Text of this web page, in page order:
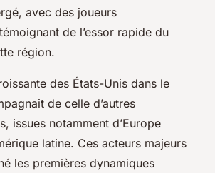
avec des joueurs
de l’essor rapide du
région.
des États-Unis dans le
de celle d’autres
issues notamment d’Europe
latine. Ces acteurs majeurs
les premières dynamiques